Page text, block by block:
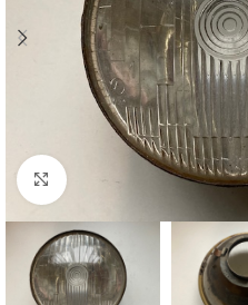
Cliquez pour agrandir